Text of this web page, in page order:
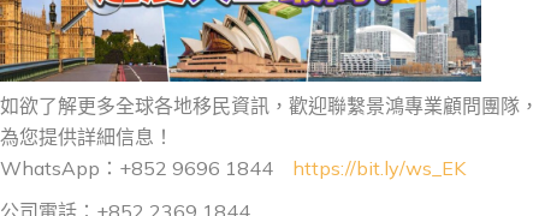
如欲了解更多全球各地移民資訊，歡迎聯繫景鴻專業顧問團隊，
為您提供詳細信息！
WhatsApp：+852 9696 1844 https://bit.ly/ws_EK